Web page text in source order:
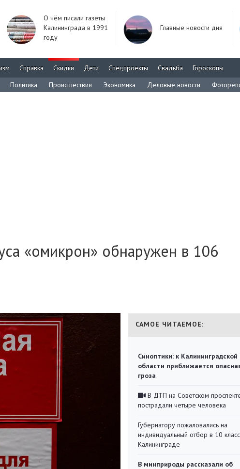
О чём писали газеты
Калининграда в 1991
году
Главные новости дня
Справка Скидки Дети Спецпроекты Свадьба
Гороскопы
Политика Происшествия Экономика Деловые новости
«омикрон» обнаружен в 106
САМОЕ ЧИТАЕМОЕ:
Синоптики: к Калининградской
области приближается
гроза
В ДТП на Советском
пострадали четыре человека
Губернатору пожаловались на
индивидуальный отбор в 10
Калининграде
В минприроды рассказали об